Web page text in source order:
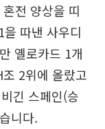
전 양상을 띠
따낸 사우디
옐로카드 1개
2위에 올랐고
긴 스페인(승
니다.